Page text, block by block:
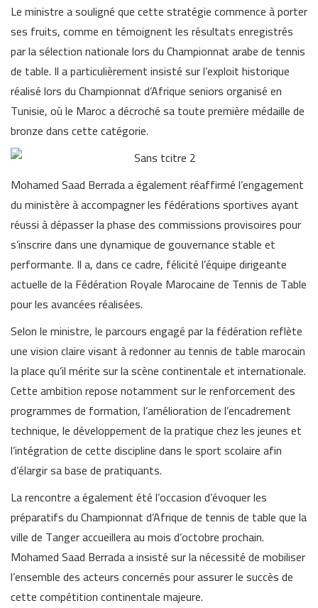
Le ministre a souligné que cette stratégie commence à porter
ses fruits, comme en témoignent les résultats enregistrés
par la sélection nationale lors du Championnat arabe de tennis
de table. Il a particulièrement insisté sur l’exploit historique
réalisé lors du Championnat d’Afrique seniors organisé en
Tunisie, où le Maroc a décroché sa toute première médaille de
bronze dans cette catégorie.
Mohamed Saad Berrada a également réaffirmé l’engagement
du ministère à accompagner les fédérations sportives ayant
réussi à dépasser la phase des commissions provisoires pour
s’inscrire dans une dynamique de gouvernance stable et
performante. Il a, dans ce cadre, félicité l’équipe dirigeante
actuelle de la Fédération Royale Marocaine de Tennis de Table
pour les avancées réalisées.
Selon le ministre, le parcours engagé par la fédération reflète
une vision claire visant à redonner au tennis de table marocain
la place qu’il mérite sur la scène continentale et internationale.
Cette ambition repose notamment sur le renforcement des
programmes de formation, l’amélioration de l’encadrement
technique, le développement de la pratique chez les jeunes et
l’intégration de cette discipline dans le sport scolaire afin
d’élargir sa base de pratiquants.
La rencontre a également été l’occasion d’évoquer les
préparatifs du Championnat d’Afrique de tennis de table que la
ville de Tanger accueillera au mois d’octobre prochain.
Mohamed Saad Berrada a insisté sur la nécessité de mobiliser
l’ensemble des acteurs concernés pour assurer le succès de
cette compétition continentale majeure.